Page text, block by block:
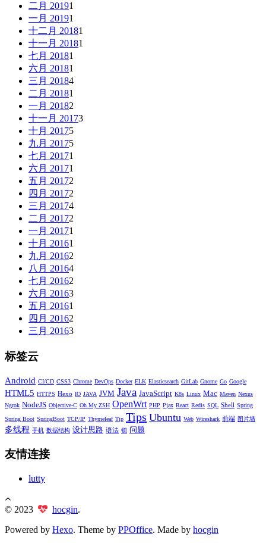
二月 20191
一月 20191
十二月 20181
十一月 20181
七月 20181
六月 20181
三月 20184
二月 20181
一月 20182
十一月 20173
十月 20175
九月 20175
七月 20171
六月 20171
五月 20172
四月 20172
三月 20174
二月 20172
一月 20171
十月 20161
九月 20162
八月 20164
七月 20162
六月 20163
五月 20161
四月 20162
三月 20163
标签云
Android CI/CD CSS3 Chrome DevOps Docker ELK Elasticsearch GitLab Gnome Go Google
HTML5 HTTPS Hexo IO JAVA JVM Java JavaScript K8s Linux Mac Maven Nexus
Ngrok NodeJS Objective-C Oh My ZSH OpenWrt PHP Pjax React Redis SQL Shell Spring
Spring Boot SpringBoot TCP/IP Thymeleaf Tip Tips Ubuntu Web Wireshark 前端 图片墙
多线程 手机 数据结构 设计思路 语法 锁 问题
友情连接
lutty
© 2023 hocgin.
Powered by Hexo. Theme by PPOffice. Made by hocgin